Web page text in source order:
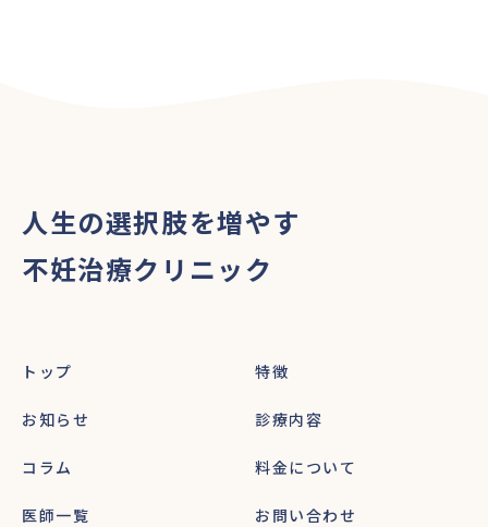
人生の選択肢を増やす
不妊治療クリニック
トップ 特徴
お知らせ 診療内容
コラム 料金について
医師一覧 お問い合わせ